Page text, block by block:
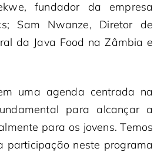
fundador da empresa
Sam Nwanze, Diretor de
da Java Food na Zâmbia e
uma agenda centrada na
para alcançar a
para os jovens. Temos
participação neste programa